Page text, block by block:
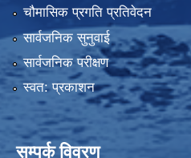
चौमासिक प्रगति प्रतिवेदन
सार्वजनिक सुनुवाई
सार्वजनिक परीक्षण
स्वत: प्रकाशन
सम्पर्क विवरण